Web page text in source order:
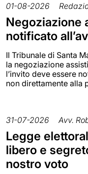
01-08-2026
Negoziazione
notificato
Il Tribunale di Santa
la negoziazione
l’invito deve essere
non direttamente alla
31-07-2026 Avv.
Legge
libero e
nostro voto